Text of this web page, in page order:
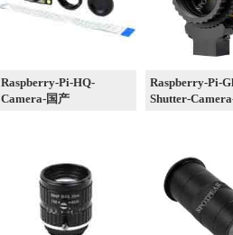
Raspberry-Pi-HQ-
Camera-国产
Raspberry-Pi-
Shutter-